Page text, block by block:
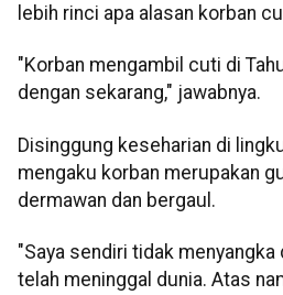
lebih rinci apa alasan korban
"Korban mengambil cuti di
dengan sekarang," jawabnya.
Disinggung keseharian di
mengaku korban merupakan
dermawan dan bergaul.
"Saya sendiri tidak menyangka
telah meninggal dunia. Atas